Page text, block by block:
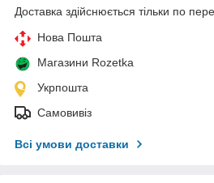
Доставка здійснюється тільки по
Нова Пошта
Магазини Rozetka
Укрпошта
Самовивіз
Всі умови доставки